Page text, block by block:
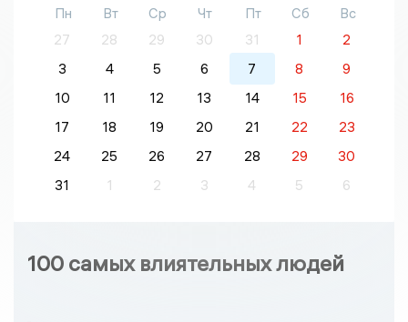
Пн Вт Ср Чт Пт Сб
Вс
27
28 29 30 31 1
2
3
4 5 6 7 8
9
10
11 12 13 14 15
16
17
18 19 20 21 22
23
24
25 26 27 28 29
30
31
1 2 3 4 5 6
100 самых влиятельных людей